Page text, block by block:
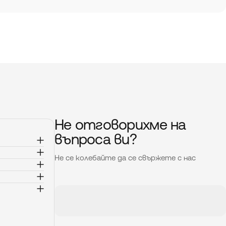
Не отговорихме на
въпроса ви?
Не се колебайте да се свържете с нас